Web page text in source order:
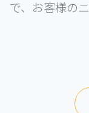
で、お客様の